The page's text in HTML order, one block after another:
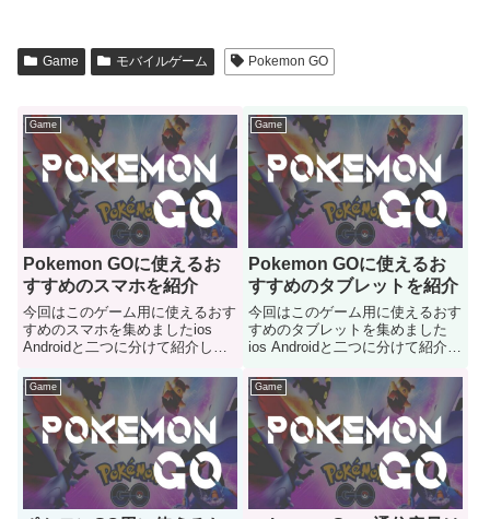
Game モバイルゲーム Pokemon GO
Game
Pokemon GOに使えるお
すすめのスマホを紹介
今回はこのゲーム用に使えるおす
すめのスマホを集めましたios
Androidと二つに分けて紹介して
Game
Pokemon GOに使えるお
すすめのタブレットを紹介
今回はこのゲーム用に使えるおす
すめのタブレットを集めました
ios Androidと二つに分けて紹介し
Game Game